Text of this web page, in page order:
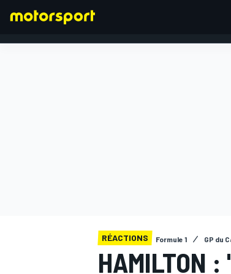
RÉACTIONS Formule 1 GP du
HAMILTON :